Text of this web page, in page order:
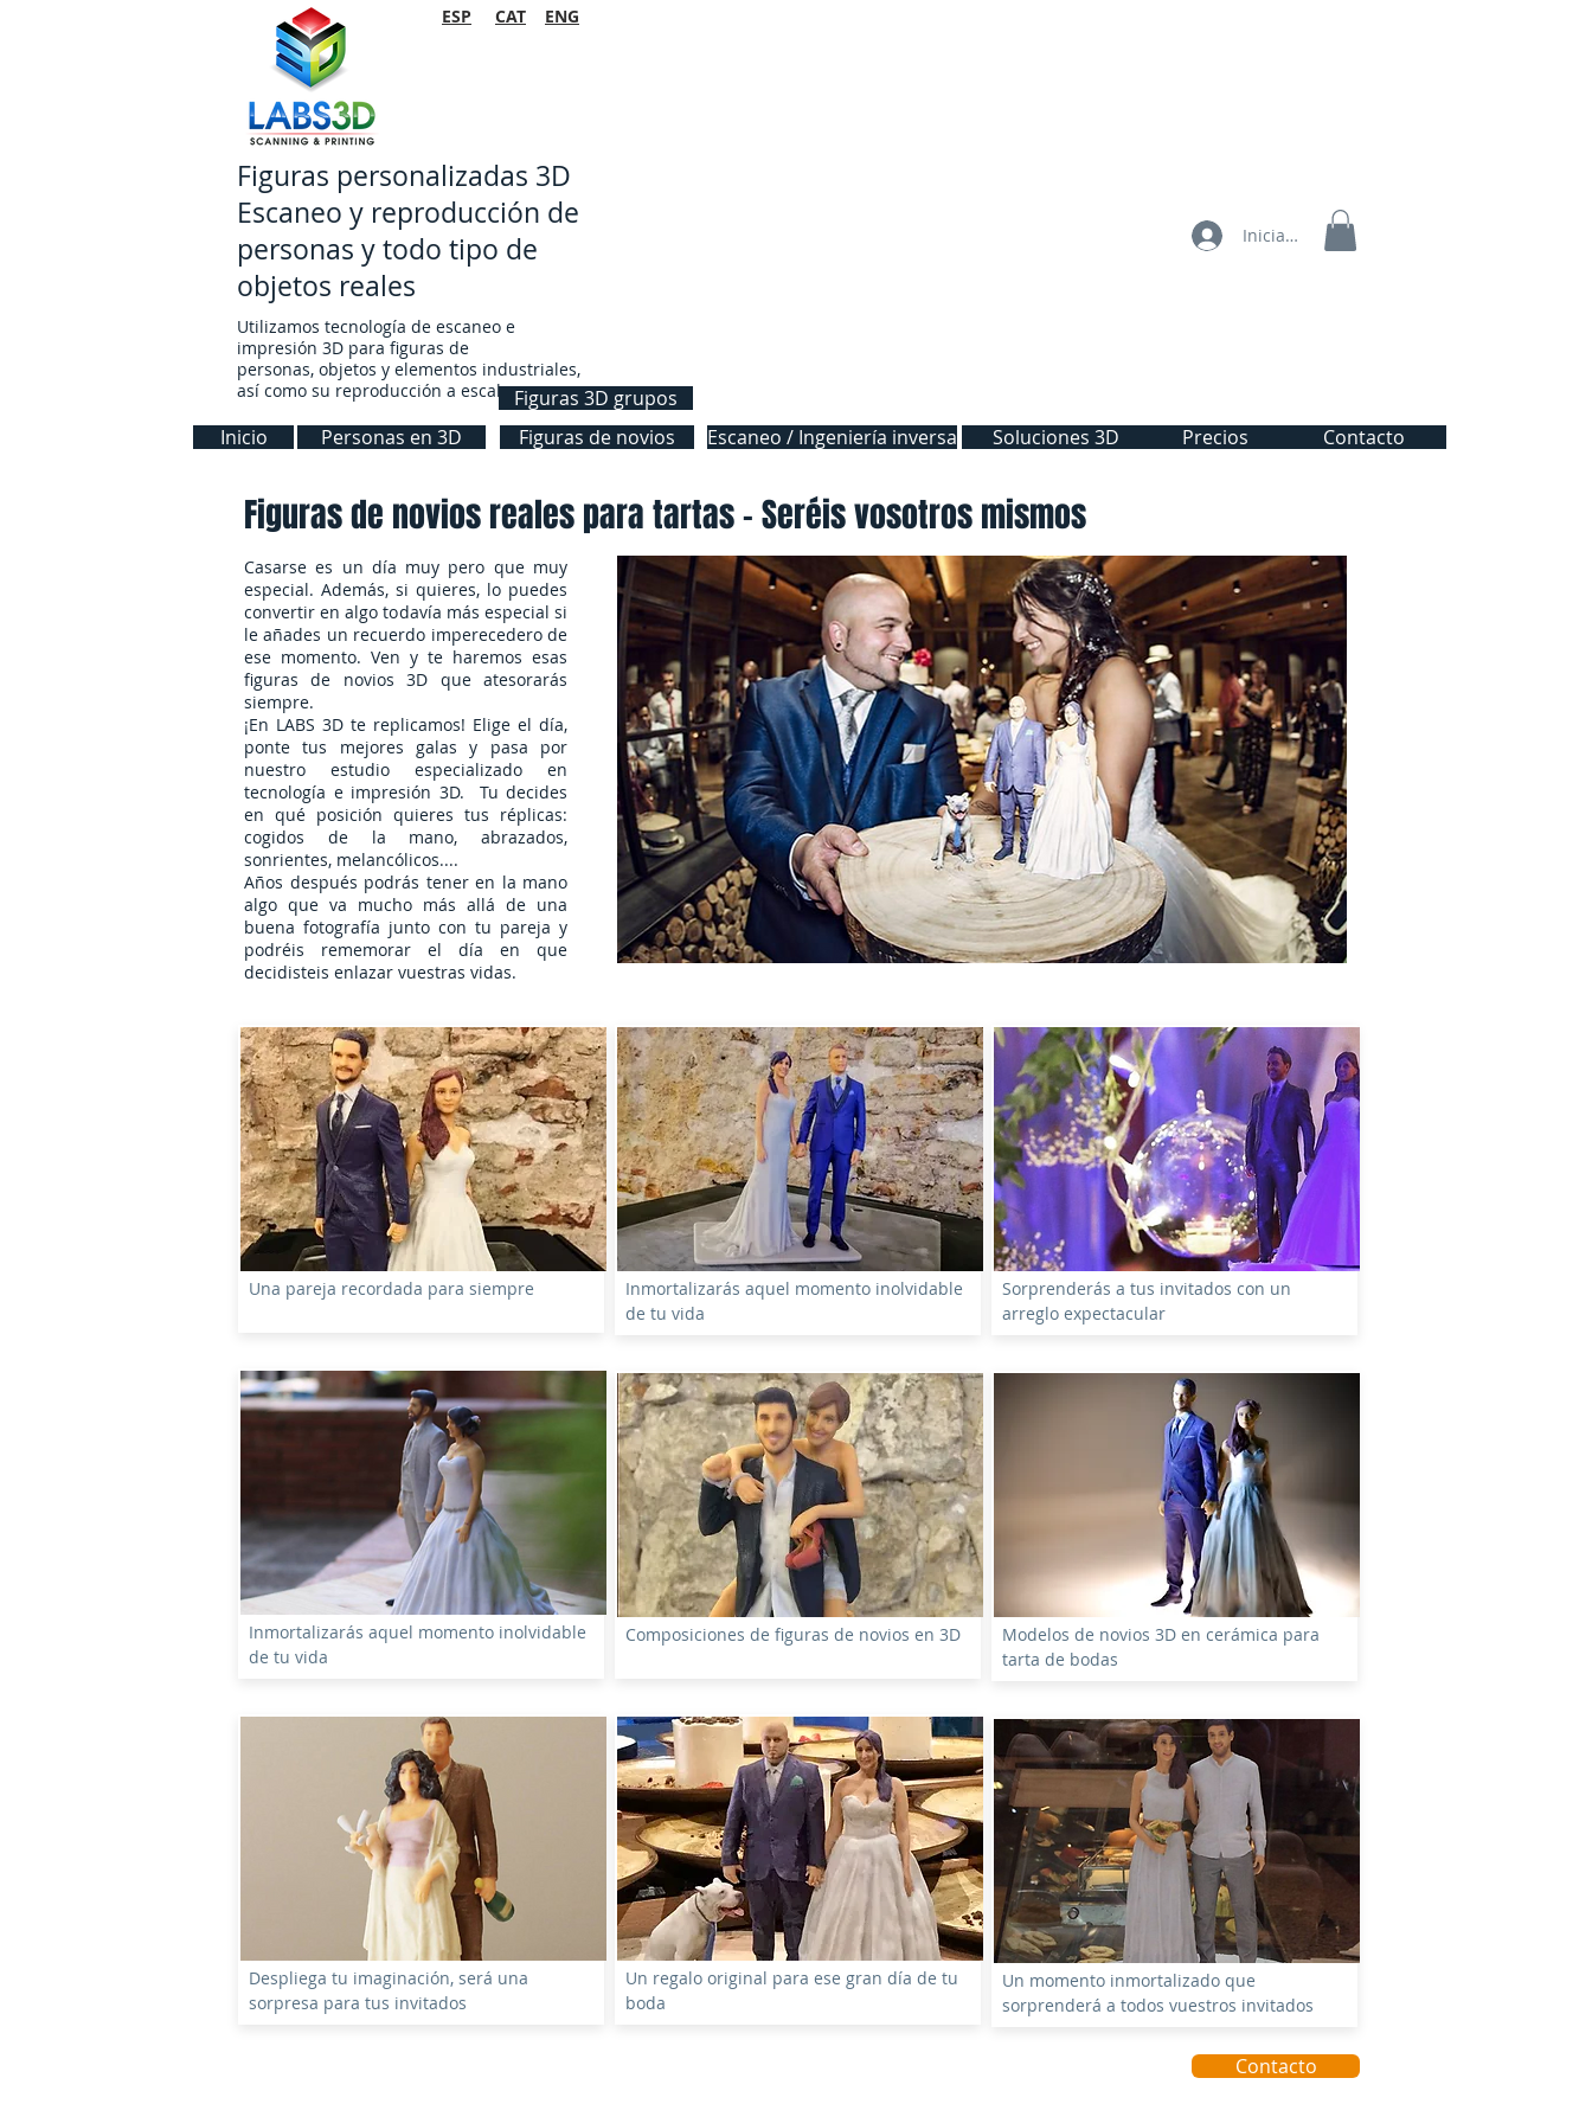
Iniciar sesión
ESP CAT ENG
Figuras personalizadas 3D
Escaneo y reproducción de
personas y todo tipo de
objetos reales
Utilizamos tecnología de escaneo e
impresión 3D para figuras de
personas, objetos y elementos industriales,
así como su reproducción a escalaFiguras 3D grupos
Inicio
Personas en 3D Figuras de novios Escaneo / Ingeniería inversa Soluciones 3D Precios Contacto
Figuras de novios reales para tartas - Seréis vosotros mismos
Casarse es un día muy pero que muy
especial. Además, si quieres, lo puedes
convertir en algo todavía más especial si
le añades un recuerdo imperecedero de
ese momento. Ven y te haremos esas
figuras de novios 3D que atesorarás
siempre.
¡En LABS 3D te replicamos! Elige el día,
ponte tus mejores galas y pasa por
nuestro estudio especializado en
tecnología e impresión 3D. Tu decides
en qué posición quieres tus réplicas:
cogidos de la mano, abrazados,
sonrientes, melancólicos....
Años después podrás tener en la mano
algo que va mucho más allá de una
buena fotografía junto con tu pareja y
podréis rememorar el día en que
decidisteis enlazar vuestras vidas.
Una pareja recordada para siempre
Inmortalizarás aquel momento inolvidable
de tu vida
Despliega tu imaginación, será una
sorpresa para tus invitados
Inmortalizarás aquel momento inolvidable
de tu vida
Composiciones de figuras de novios en 3D
Un regalo original para ese gran día de tu
boda
Sorprenderás a tus invitados con un
arreglo expectacular
Modelos de novios 3D en cerámica para
tarta de bodas
Un momento inmortalizado que
sorprenderá a todos vuestros invitados
Contacto